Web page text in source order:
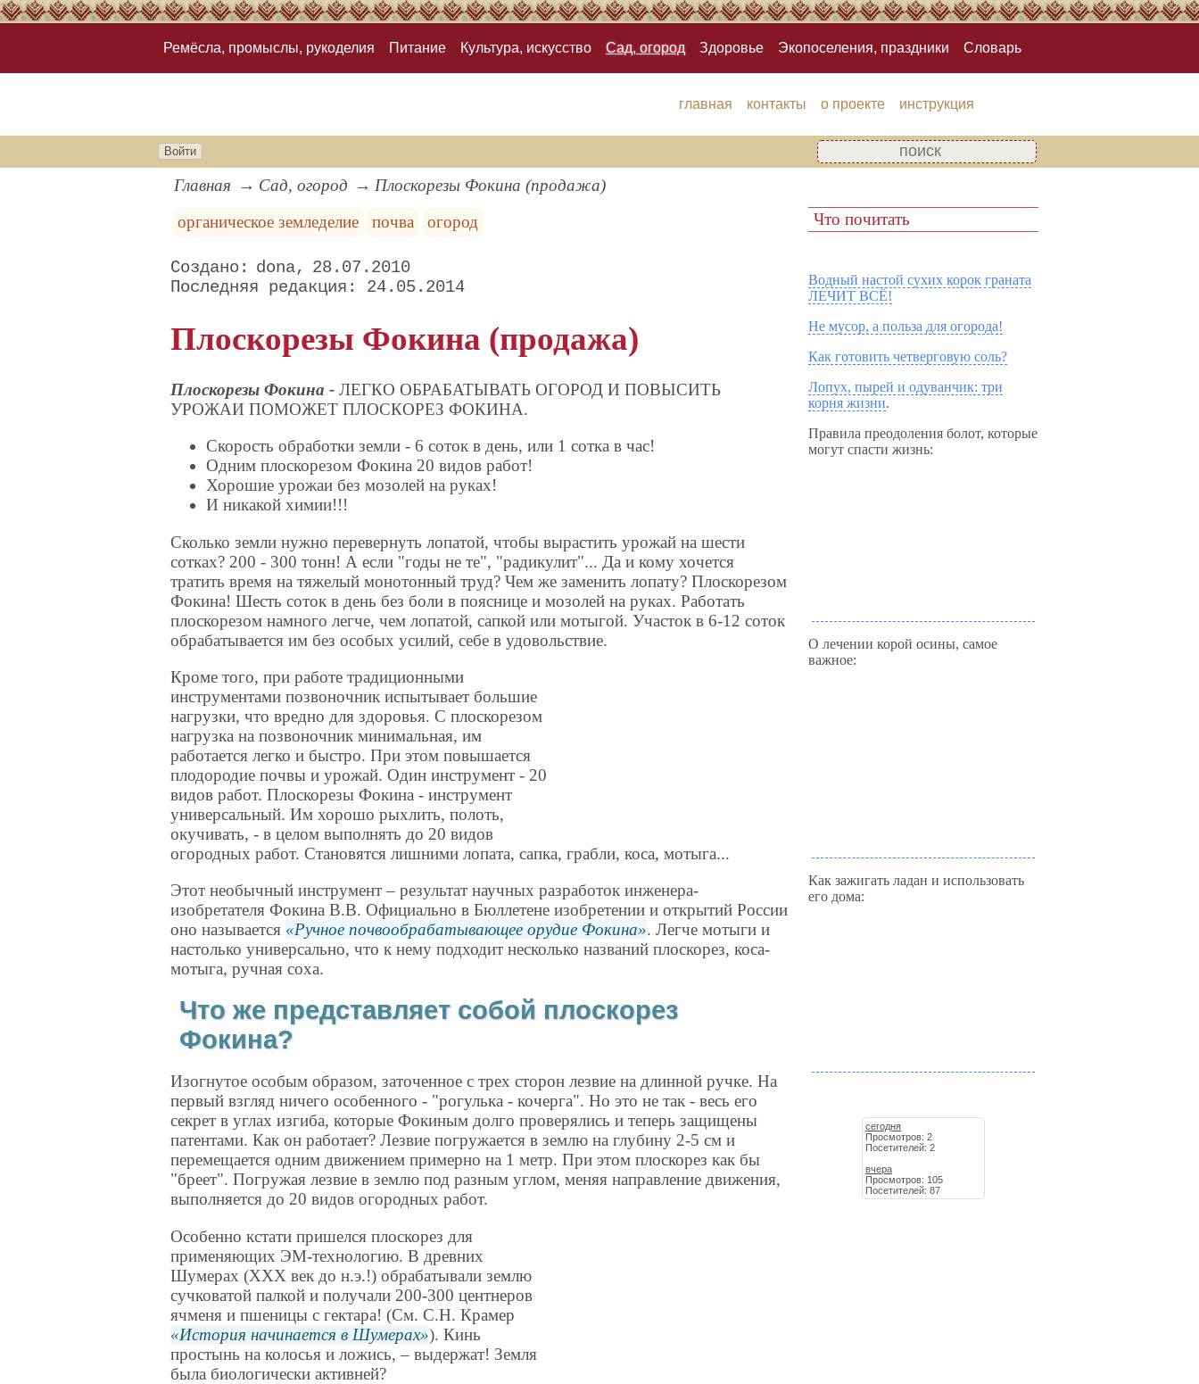
Ремёсла, промыслы, рукоделия Питание Культура, искусство Сад, огород Здоровье Экопоселения, праздники Словарь
главная контакты о проекте инструкция
Войти
Главная Сад, огород
Плоскорезы Фокина (продажа)
органическое земледелие
почва огород
dona
28.07.2010
24.05.2014
Плоскорезы Фокина (продажа)
Плоскорезы Фокина -ЛЕГКО ОБРАБАТЫВАТЬ ОГОРОД И ПОВЫСИТЬ
УРОЖАИ ПОМОЖЕТ ПЛОСКОРЕЗ ФОКИНА.
Скорость обработки земли - 6 соток в день, или 1 сотка в час!
Одним плоскорезом Фокина 20 видов работ!
Хорошие урожаи без мозолей на руках!
И никакой химии!!!
Сколько земли нужно перевернуть лопатой, чтобы вырастить урожай на шести
сотках? 200 - 300 тонн! А если "годы не те", "радикулит"... Да и кому хочется
тратить время на тяжелый монотонный труд? Чем же заменить лопату? Плоскорезом
Фокина! Шесть соток в день без боли в пояснице и мозолей на руках. Работать
плоскорезом намного легче, чем лопатой, сапкой или мотыгой. Участок в 6-12 соток
обрабатывается им без особых усилий, себе в удовольствие.
Кроме того, при работе традиционными
инструментами позвоночник испытывает большие
нагрузки, что вредно для здоровья. С плоскорезом
нагрузка на позвоночник минимальная, им
работается легко и быстро. При этом повышается
плодородие почвы и урожай. Один инструмент - 20
видов работ. Плоскорезы Фокина - инструмент
универсальный. Им хорошо рыхлить, полоть,
окучивать, - в целом выполнять до 20 видов
огородных работ. Становятся лишними лопата, сапка, грабли, коса, мотыга...
Этот необычный инструмент – результат научных разработок инженера-
изобретателя Фокина В.В. Официально в Бюллетене изобретении и открытий России
оно называется
Ручное почвообрабатывающее орудие Фокина . Легче мотыги и
настолько универсально, что к нему подходит несколько названий плоскорез, коса-
мотыга, ручная соха.
Что же представляет собой плоскорез
Фокина?
Изогнутое особым образом, заточенное с трех сторон лезвие на длинной ручке. На
первый взгляд ничего особенного - "рогулька - кочерга". Но это не так - весь его
секрет в углах изгиба, которые Фокиным долго проверялись и теперь защищены
патентами. Как он работает? Лезвие погружается в землю на глубину 2-5 см и
перемещается одним движением примерно на 1 метр. При этом плоскорез как бы
"бреет". Погружая лезвие в землю под разным углом, меняя направление движения,
выполняется до 20 видов огородных работ.
Особенно кстати пришелся плоскорез для
применяющих ЭМ-технологию. В древних
Шумерах (ХХХ век до н.э.!) обрабатывали землю
сучковатой палкой и получали 200-300 центнеров
ячменя и пшеницы с гектара! (См. С.Н. Крамер
История начинается в Шумерах ). Кинь
простынь на колосья и ложись, – выдержат! Земля
была биологически активней?
Что почитать
Водный настой сухих корок граната
ЛЕЧИТ ВСЁ!
Не мусор, а польза для огорода!
Как готовить четверговую соль?
Лопух, пырей и одуванчик: три
корня жизни.
Правила преодоления болот, которые
могут спасти жизнь:
О лечении корой осины, самое
важное:
Как зажигать ладан и использовать
его дома:
сегодня
Просмотров: 2
Посетителей: 2
вчера
Просмотров: 105
Посетителей: 87